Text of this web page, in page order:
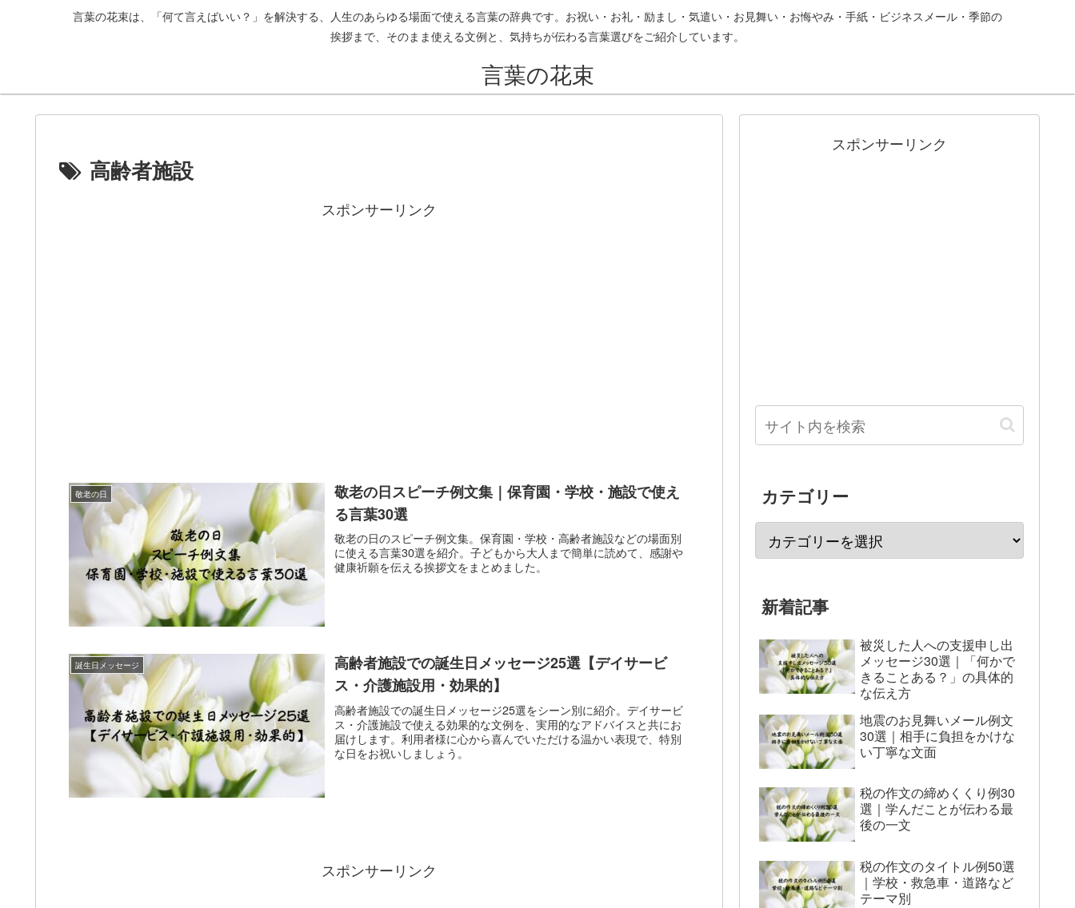
言葉の花束は、「何て言えばいい？」を解決する、人生のあらゆる場面で使える言葉の辞典です。お祝い・お礼・励まし・気遣い・お見舞い・お悔やみ・手紙・ビジネスメール・季節の
挨拶まで、そのまま使える文例と、気持ちが伝わる言葉選びをご紹介しています。
言葉の花束
高齢者施設
スポンサーリンク
敬老の日
敬老の日スピーチ例文集｜保育園・学校・施設で使え
る言葉30選
敬老の日のスピーチ例文集。保育園・学校・高齢者施設などの場面別
に使える言葉30選を紹介。子どもから大人まで簡単に読めて、感謝や
健康祈願を伝える挨拶文をまとめました。
誕生日メッセージ
高齢者施設での誕生日メッセージ25選【デイサービ
ス・介護施設用・効果的】
高齢者施設での誕生日メッセージ25選をシーン別に紹介。デイサービ
ス・介護施設で使える効果的な文例を、実用的なアドバイスと共にお
届けします。利用者様に心から喜んでいただける温かい表現で、特別
な日をお祝いしましょう。
スポンサーリンク
スポンサーリンク
カテゴリー
新着記事
被災した人への支援申し出
メッセージ30選｜「何かで
きることある？」の具体的
な伝え方
地震のお見舞いメール例文
30選｜相手に負担をかけな
い丁寧な文面
税の作文の締めくくり例30
選｜学んだことが伝わる最
後の一文
税の作文のタイトル例50選
｜学校・救急車・道路など
テーマ別